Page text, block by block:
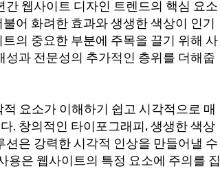
웹사이트 디자인 트렌드의 핵심 요소
어 화려한 효과와 생생한 색상이 인기
의 중요한 부분에 주목을 끌기 위해 사
과 전문성의 추가적인 층위를 더해줍
요소가 이해하기 쉽고 시각적으로 매
. 창의적인 타이포그래피, 생생한 색상
은 강력한 시각적 인상을 만들어낼 수
용은 웹사이트의 특정 요소에 주의를 집